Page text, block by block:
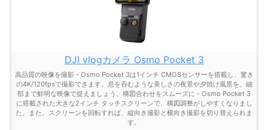
DJI vlogカメラ Osmo Pocket 3
高品質の映像を撮影 - Osmo Pocket 3は1インチ CMOSセンサーを搭載し、驚き
の4K/120fpsで撮影できます。息を呑むような美しさの夜景や夕焼け風景を、細
部まで鮮明な映像で捉えましょう。構図合わせをスムーズに - Osmo Pocket 3
に搭載された大きな2インチ タッチスクリーンで、構図調整がしやすくなりまし
た。また、スクリーンを回転すれば、縦向き撮影と横向き撮影を切り替えられま
す。